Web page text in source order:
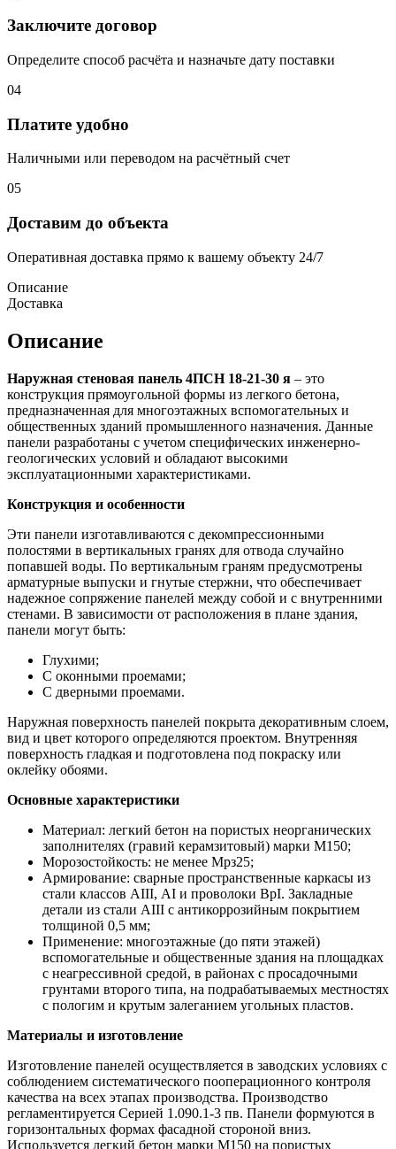
Заключите договор
Определите способ расчёта и назначьте дату поставки
04
Платите удобно
Наличными или переводом на расчётный счет
05
Доставим до объекта
Оперативная доставка прямо к вашему объекту 24/7
Описание
Доставка
Описание
Наружная стеновая панель 4ПСН 18-21-30 я – это
конструкция прямоугольной формы из легкого бетона,
предназначенная для многоэтажных вспомогательных и
общественных зданий промышленного назначения. Данные
панели разработаны с учетом специфических инженерно-
геологических условий и обладают высокими
эксплуатационными характеристиками.
Конструкция и особенности
Эти панели изготавливаются с декомпрессионными
полостями в вертикальных гранях для отвода случайно
попавшей воды. По вертикальным граням предусмотрены
арматурные выпуски и гнутые стержни, что обеспечивает
надежное сопряжение панелей между собой и с внутренними
стенами. В зависимости от расположения в плане здания,
панели могут быть:
Глухими;
С оконными проемами;
С дверными проемами.
Наружная поверхность панелей покрыта декоративным слоем,
вид и цвет которого определяются проектом. Внутренняя
поверхность гладкая и подготовлена под покраску или
оклейку обоями.
Основные характеристики
Материал: легкий бетон на пористых неорганических
заполнителях (гравий керамзитовый) марки М150;
Морозостойкость: не менее Мрз25;
Армирование: сварные пространственные каркасы из
стали классов АIII, АI и проволоки ВрI. Закладные
детали из стали АIII с антикоррозийным покрытием
толщиной 0,5 мм;
Применение: многоэтажные (до пяти этажей)
вспомогательные и общественные здания на площадках
с неагрессивной средой, в районах с просадочными
грунтами второго типа, на подрабатываемых местностях
с пологим и крутым залеганием угольных пластов.
Материалы и изготовление
Изготовление панелей осуществляется в заводских условиях с
соблюдением систематического пооперационного контроля
качества на всех этапах производства. Производство
регламентируется Серией 1.090.1-3 пв. Панели формуются в
горизонтальных формах фасадной стороной вниз.
Используется легкий бетон марки М150 на пористых